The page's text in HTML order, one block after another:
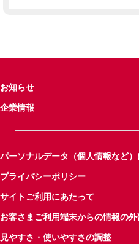
お知らせ
企業情報
パーソナルデータ（個人情報など）
プライバシーポリシー
サイトご利用にあたって
お客さまご利用端末からの情報の
見やすさ・使いやすさの調整